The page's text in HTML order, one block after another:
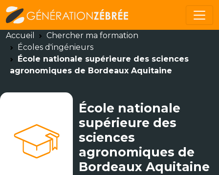
Accueil
Chercher ma formation
Écoles d'ingénieurs
École nationale supérieure des sciences
agronomiques de Bordeaux Aquitaine
École nationale
supérieure des
sciences
agronomiques de
Bordeaux Aquitaine